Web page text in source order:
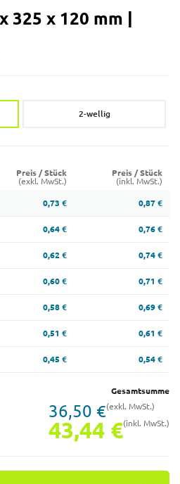
x 120 mm |
2-wellig
Preis / Stück
(exkl. MwSt.)
Preis / Stück
(inkl. MwSt.)
0,73 € 0,87 €
0,64 € 0,76 €
0,62 € 0,74 €
0,60 € 0,71 €
0,58 € 0,69 €
0,51 € 0,61 €
0,45 € 0,54 €
Gesamtsumme
36,50 €(exkl. MwSt.)
43,44 €(inkl. MwSt.)